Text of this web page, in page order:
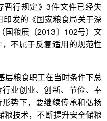
暂行规定》3件文件已经失
发的《国家粮食局关于深
国粮展〔2013〕102号）文
不属于反复适用的规范性
层粮食职工在当时条件下总
业创业、创新、节俭、奉
势下，要继续传承和弘扬
粮技术，不断提升安全储粮